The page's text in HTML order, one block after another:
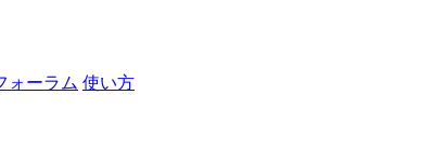
ォーラム 使い方